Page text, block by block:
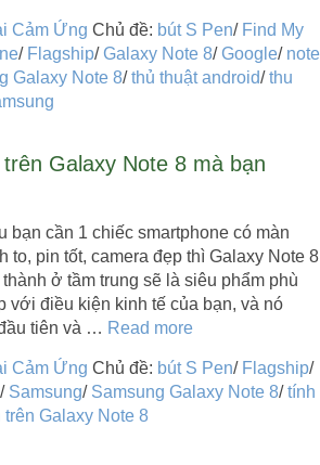
Cảm Ứng Chủ đề: bút S Pen/ Find My
/ Flagship/Galaxy Note 8/Google/ note
Galaxy Note 8/thủ thuật android/thu
Galaxy Note 8 mà bạn
bạn cần 1 chiếc smartphone có màn
to, pin tốt, camera đẹp thì Galaxy Note 8
ở tầm trung sẽ là siêu phẩm phù
với điều kiện kinh tế của bạn, và nó
tiên và … Read more
Cảm Ứng Chủ đề: bút S Pen/ Flagship/
/ Samsung/ Samsung Galaxy Note 8/tính
trên Galaxy Note 8